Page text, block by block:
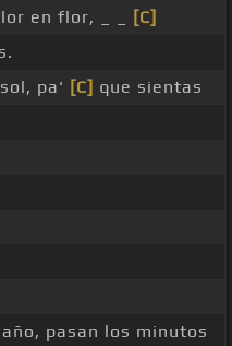
en flor, _ _
[C]
pa' [C] que sientas
pasan los minutos